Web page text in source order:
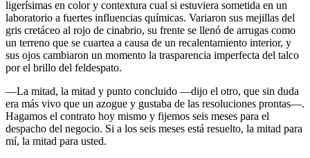
ligerísimas en color y contextura cual si estuviera sometida en un
laboratorio a fuertes influencias químicas. Variaron sus mejillas del
gris cretáceo al rojo de cinabrio, su frente se llenó de arrugas como
un terreno que se cuartea a causa de un recalentamiento interior, y
sus ojos cambiaron un momento la trasparencia imperfecta del talco
por el brillo del feldespato.
—La mitad, la mitad y punto concluido —dijo el otro, que sin duda
era más vivo que un azogue y gustaba de las resoluciones prontas—.
Hagamos el contrato hoy mismo y fijemos seis meses para el
despacho del negocio. Si a los seis meses está resuelto, la mitad para
mí, la mitad para usted.